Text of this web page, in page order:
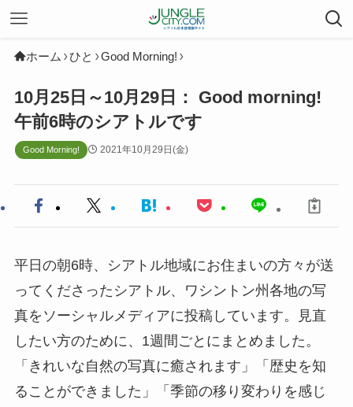
ホーム ひと Good Morning!
10月25日～10月29日： Good morning!
午前6時のシアトルです
Good Morning! 2021年10月29日(金)
平日の朝6時、シアトル地域にお住まいの方々が送
ってくださったシアトル、ワシントン州各地の写
真をソーシャルメディアに投稿しています。見直
したい方のために、1週間ごとにまとめました。
「きれいな自然の写真に癒されます」「歴史を知
ることができました」「季節の移り変わりを感じ